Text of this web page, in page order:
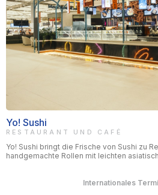
Yo! Sushi
RESTAURANT UND CAFÉ
Yo! Sushi bringt die Frische von Sushi zu
handgemachte Rollen mit leichten
Internationales